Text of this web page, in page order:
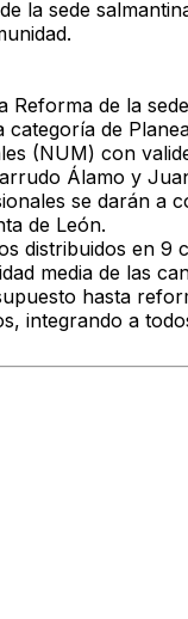
la sede
de la
de
(NUM) con
Álamo y
se darán
de León.
distribuidos en
media de las
hasta
integrando a